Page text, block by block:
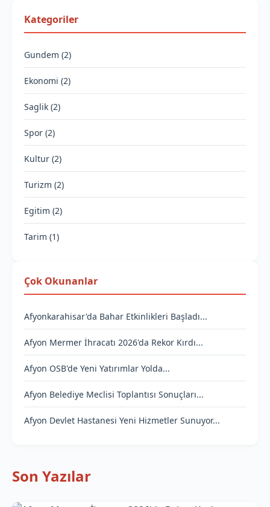
Kategoriler
Gundem (2)
Ekonomi (2)
Saglik (2)
Spor (2)
Kultur (2)
Turizm (2)
Egitim (2)
Tarim (1)
Çok Okunanlar
Afyonkarahisar'da Bahar Etkinlikleri Başladı...
Afyon Mermer İhracatı 2026'da Rekor Kırdı...
Afyon OSB'de Yeni Yatırımlar Yolda...
Afyon Belediye Meclisi Toplantısı Sonuçları...
Afyon Devlet Hastanesi Yeni Hizmetler Sunuyor...
Son Yazılar